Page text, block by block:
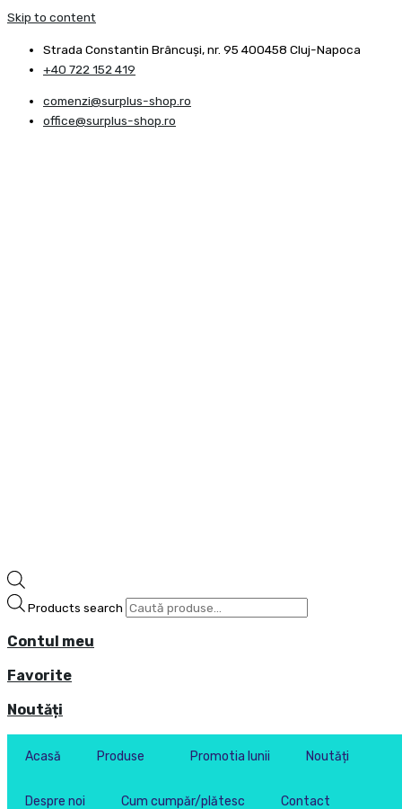
Skip to content
Strada Constantin Brâncuşi, nr. 95 400458 Cluj-Napoca
+40 722 152 419
comenzi@surplus-shop.ro
office@surplus-shop.ro
Products search
Contul meu
Favorite
Noutăți
Acasă Produse Promotia lunii Noutăți
Despre noi Cum cumpăr/plătesc Contact